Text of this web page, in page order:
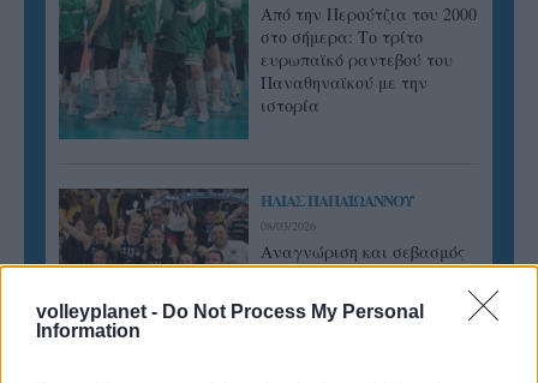
volleyplanet - Do Not Process My Personal
Information
Από την Περούτζια του 2000
στο σήμερα: Tο τρίτο
ευρωπαϊκό ραντεβού του
Παναθηναϊκού με την
ιστορία
ΗΛΙΑΣ ΠΑΠΑΪΩΑΝΝΟΥ
08/03/2026
Αναγνώριση και σεβασμός
οι σημαντικότερες νίκες του